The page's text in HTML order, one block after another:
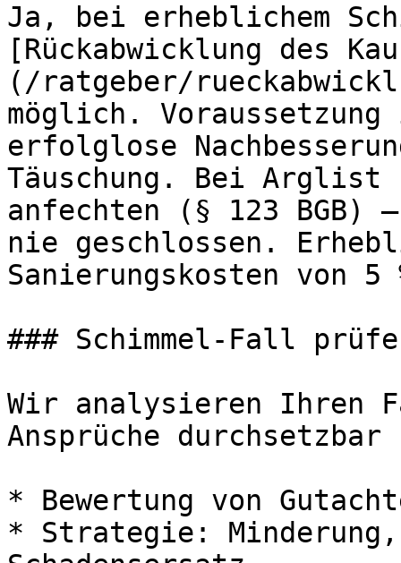
Ja, bei erheblichem
[Rückabwicklung des
(/ratgeber/
möglich.
erfolglose
Täuschung. Bei Arglist
anfechten (§ 123
nie geschlossen.
Sanierungskosten von
### Schimmel-Fall
Wir analysieren Ihren
Ansprüche
* Bewertung von
* Strategie: